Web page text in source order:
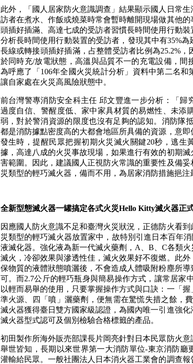
此外，「國人居家防火意識調查」結果顯示國人日常
訪者在煮水、作飯或燒菜時常會暫時離開現場做其他
頭插好插滿、高達七成的受訪者習慣長時間使用行動
分析長時間使用行動裝置的受訪者，發現其中有35%
長線或轉接頭插好插滿，占整體受訪者比例為25.2%
於同時充/放電狀態，高溫與品質不一的充電設備，間
為呼應了「106年全國火災統計分析」資料中第二名和
讓自家處在火災高風險狀態中。
前台灣警專消防安全科主任 邱文豐進一步分析：「歸
過度自信、警醒度低、家中家具材質的易燃性、未添
弱，對於警消資源的限度也沒有足夠的認知。消防隊
都是消防據點密度高的大都會地區所具備的資源，意
發生時，提醒民眾把握初期火災滅火關鍵20秒，逃生
據，高達八成的火災事故現場，如果進行有效的初期
害範圍。因此，建議國人正視防火常識的重要性及備
災類型的輕巧滅火器，備而不用，為居家消防措施挹注
全新型態滅火器一罐搞定各式火災Hello Kitty滅火器正
因應國人防火意識不足和臺灣火災狀況，正德防火看
災類型的輕巧滅火器放置家中，故特別引進日本百年
液滅化器。強化液為新一代滅火藥劑，A、B、C各類
滅火，冷卻效果與滲透性佳，滅火效果好不復燃。此
保物質的液體狀態噴灑後，不會造成人體吸附粉塵所
可。而2.7公斤的輕巧瓶身與簡易操作方式，讓常居家
以輕而易舉的使用，只要掌握操作方式與口訣：一「
準火源、四「噴」灑藥劑，便無需在驚慌失措之餘，
滅火器獲得臺日雙方國家級認證，為國內唯一引進強
滅火器型式認可及個別檢驗合格標籤的產品。
初田製作所海外販売部課長片岡亮針對日本民眾防火
舉世皆知，長期以來世界第一大消防單位-東京消防廳
灌輸給民眾。一般社團法人日本消火器工業會的調查